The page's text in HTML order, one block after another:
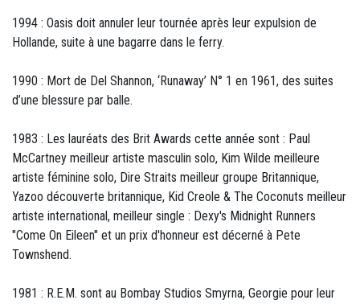
1994 : Oasis doit annuler leur tournée après leur expulsion de
Hollande, suite à une bagarre dans le ferry.
1990 : Mort de Del Shannon, ‘Runaway’ N° 1 en 1961, des suites
d’une blessure par balle.
1983 : Les lauréats des Brit Awards cette année sont : Paul
McCartney meilleur artiste masculin solo, Kim Wilde meilleure
artiste féminine solo, Dire Straits meilleur groupe Britannique,
Yazoo découverte britannique, Kid Creole & The Coconuts meilleur
artiste international, meilleur single : Dexy's Midnight Runners
"Come On Eileen" et un prix d'honneur est décerné à Pete
Townshend.
1981 : R.E.M. sont au Bombay Studios Smyrna, Georgie pour leur